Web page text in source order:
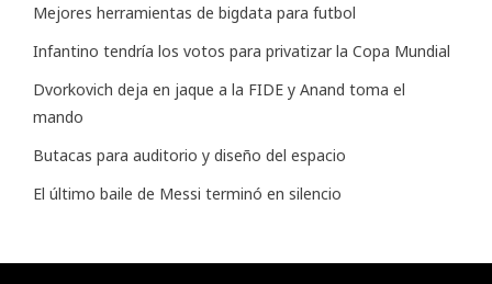
Mejores herramientas de bigdata para futbol
Infantino tendría los votos para privatizar la Copa Mundial
Dvorkovich deja en jaque a la FIDE y Anand toma el
mando
Butacas para auditorio y diseño del espacio
El último baile de Messi terminó en silencio